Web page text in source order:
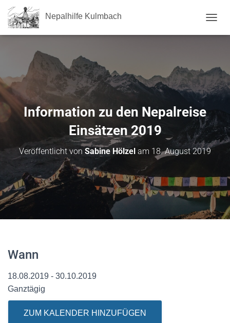
Nepalhilfe Kulmbach
Information zu den Nepalreise
Einsätzen 2019
Veröffentlicht von Sabine Hölzel am 18. August 2019
Wann
18.08.2019 - 30.10.2019
Ganztägig
ZUM KALENDER HINZUFÜGEN